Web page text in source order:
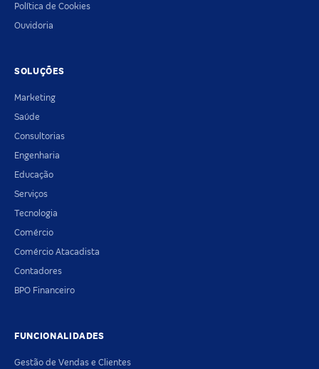
Política de Cookies
Ouvidoria
SOLUÇÕES
Marketing
Saúde
Consultorias
Engenharia
Educação
Serviços
Tecnologia
Comércio
Comércio Atacadista
Contadores
BPO Financeiro
FUNCIONALIDADES
Gestão de Vendas e Clientes